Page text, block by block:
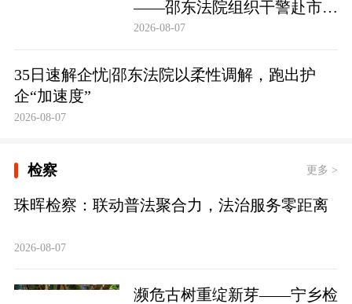
——邵东法院组织干警赴市禁
毒教育基地参观学习
2026-08-07
35日速解企忧|邵东法院以柔性调解，跑出护
企“加速度”
2026-08-07
检察 更多 >
珠晖检察：联动普法聚合力，法治服务零距离
2026-08-07
濒危古树重绽新芽——宁乡检